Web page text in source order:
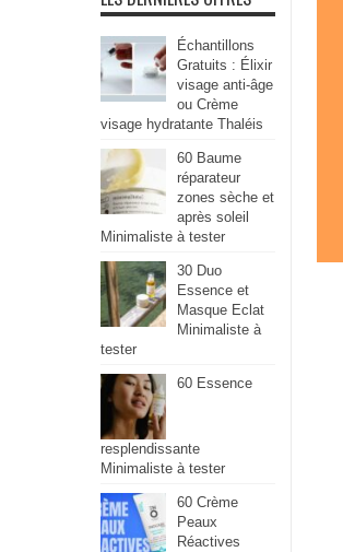
Échantillons
Gratuits : Élixir
visage anti-âge
ou Crème
visage hydratante Thaléis
60 Baume
réparateur
zones sèche et
après soleil
Minimaliste à tester
30 Duo
Essence et
Masque Eclat
Minimaliste à
tester
60 Essence
resplendissante
Minimaliste à tester
60 Crème
Peaux
Réactives